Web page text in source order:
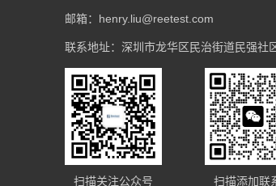
邮箱：henry.liu@reetest.com
联系地址：深圳市龙华区民治街道民强社
扫描关注公众号 扫描添加联